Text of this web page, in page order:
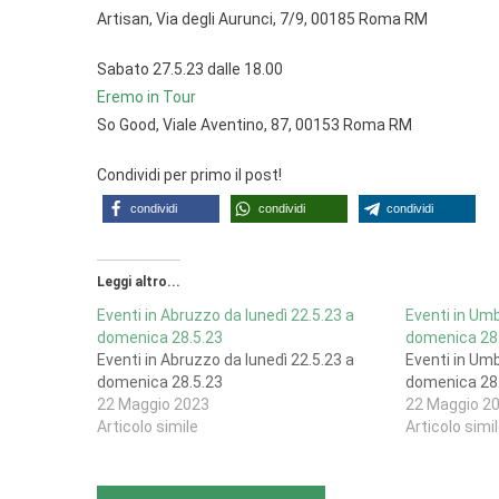
Artisan, Via degli Aurunci, 7/9, 00185 Roma RM
Sabato 27.5.23 dalle 18.00
Eremo in Tour
So Good, Viale Aventino, 87, 00153 Roma RM
Condividi per primo il post!
condividi condividi condividi
Leggi altro...
Eventi in Abruzzo da lunedì 22.5.23 a
domenica 28.5.23
Eventi in Abruzzo da lunedì 22.5.23 a
domenica 28.5.23
22 Maggio 2023
Articolo simile
Eventi in
domenica
Eventi in
domenica
22 Maggio
Articolo